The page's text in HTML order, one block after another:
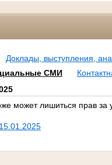
Доклады, выступления,
СМИ
может лишиться прав за